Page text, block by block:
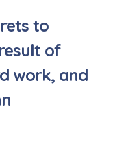
to
of
work, and